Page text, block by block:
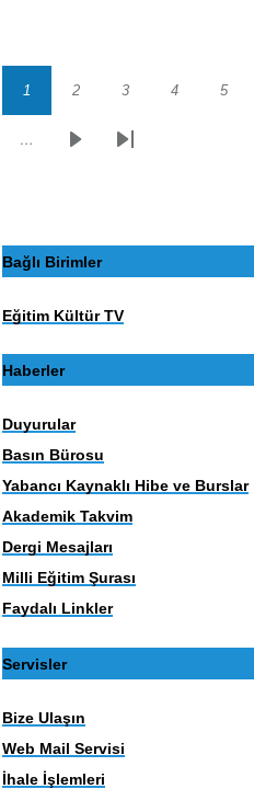
Sayfalama
Sayfa
1 Sayfa
2 Sayfa
3 Sayfa
4 Sayfa
5
…
SonrakiSon
Bağlı Birimler
Eğitim Kültür TV
Haberler
Duyurular
Basın Bürosu
Yabancı Kaynaklı Hibe ve Burslar
Akademik Takvim
Dergi Mesajları
Milli Eğitim Şurası
Faydalı Linkler
Servisler
Bize Ulaşın
Web Mail Servisi
İhale İşlemleri